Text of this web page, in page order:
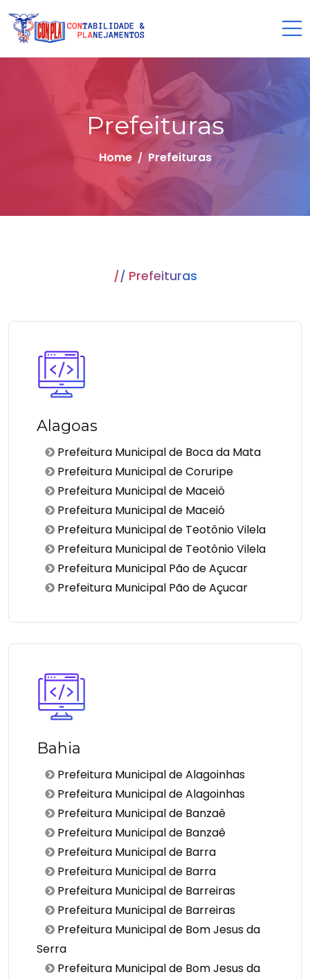
Prefeituras
Home Prefeituras
Prefeituras
Alagoas
Prefeitura Municipal de Boca da Mata
Prefeitura Municipal de Coruripe
Prefeitura Municipal de Maceió
Prefeitura Municipal de Maceió
Prefeitura Municipal de Teotônio Vilela
Prefeitura Municipal de Teotônio Vilela
Prefeitura Municipal Pão de Açucar
Prefeitura Municipal Pão de Açucar
Bahia
Prefeitura Municipal de Alagoinhas
Prefeitura Municipal de Alagoinhas
Prefeitura Municipal de Banzaê
Prefeitura Municipal de Banzaê
Prefeitura Municipal de Barra
Prefeitura Municipal de Barra
Prefeitura Municipal de Barreiras
Prefeitura Municipal de Barreiras
Prefeitura Municipal de Bom Jesus da
Serra
Prefeitura Municipal de Bom Jesus da